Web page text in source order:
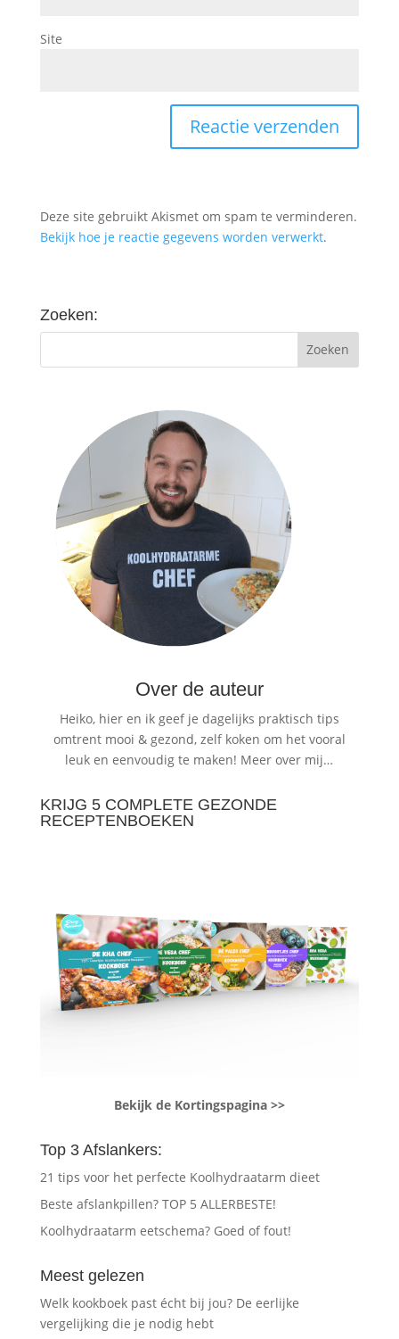
Site
Deze site gebruikt Akismet om spam te verminderen.
Bekijk hoe je reactie gegevens worden verwerkt.
Zoeken:
Over de auteur
Heiko, hier en ik geef je dagelijks praktisch tips
omtrent mooi & gezond, zelf koken om het vooral
leuk en eenvoudig te maken! Meer over mij…
KRIJG 5 COMPLETE GEZONDE
RECEPTENBOEKEN
Bekijk de Kortingspagina >>
Top 3 Afslankers:
21 tips voor het perfecte Koolhydraatarm dieet
Beste afslankpillen? TOP 5 ALLERBESTE!
Koolhydraatarm eetschema? Goed of fout!
Meest gelezen
Welk kookboek past écht bij jou? De eerlijke
vergelijking die je nodig hebt